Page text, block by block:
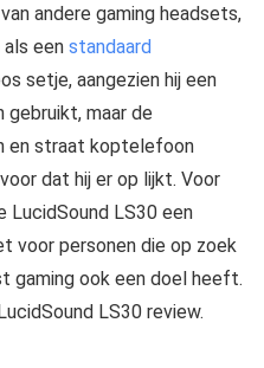
andere gaming headsets,
een standaard
setje, aangezien hij een
maar de
en straat koptelefoon
dat hij er op lijkt. Voor
LucidSound LS30 een
voor personen die op zoek
gaming ook een doel heeft.
LS30 review.